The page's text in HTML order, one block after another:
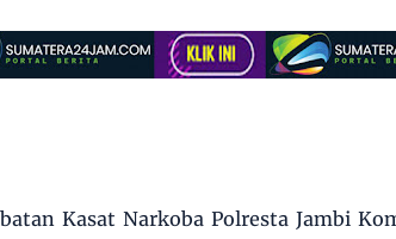
Kasat Narkoba Polresta Jambi